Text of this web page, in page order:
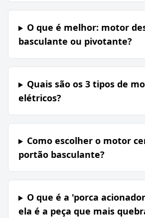
O que é melhor: motor
basculante ou pivotante?
Quais são os 3 tipos de
elétricos?
Como escolher o motor
portão basculante?
O que é a 'porca
ela é a peça que mais